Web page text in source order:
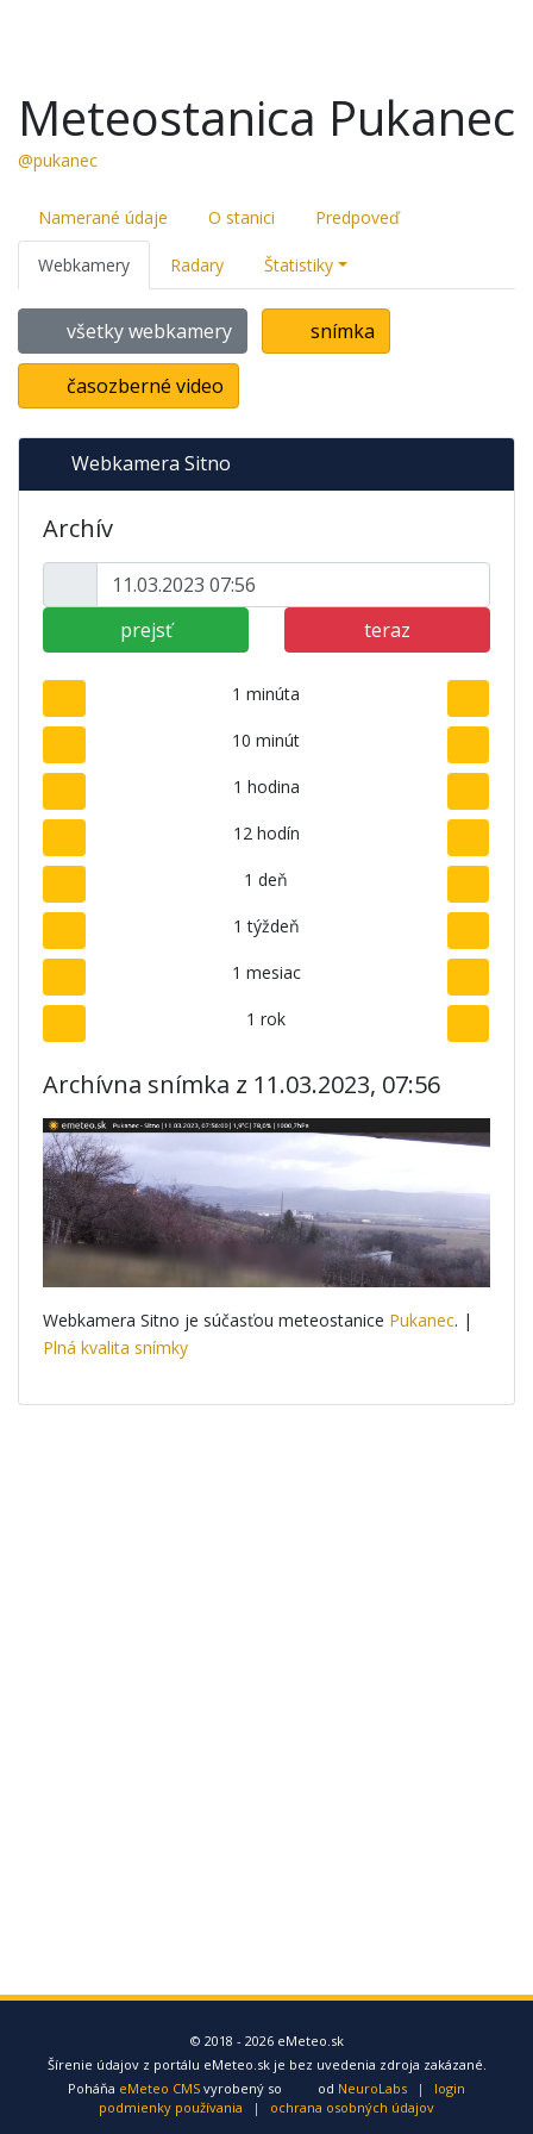
Meteostanica Pukanec
@pukanec
Namerané údaje O stanici Predpoveď
Webkamery Radary Štatistiky
všetky webkamery snímka
časozberné video
Webkamera Sitno
Archív
prejsť teraz
1 minúta
10 minút
1 hodina
12 hodín
1 deň
1 týždeň
1 mesiac
1 rok
Archívna snímka z 11.03.2023, 07:56
Webkamera Sitno je súčasťou meteostanice Pukanec. |
Plná kvalita snímky
© 2018 - 2026 eMeteo.sk
Šírenie údajov z portálu eMeteo.sk je bez uvedenia zdroja zakázané.
Poháňa eMeteo CMS vyrobený so od NeuroLabs |
login
podmienky používania
| ochrana osobných údajov